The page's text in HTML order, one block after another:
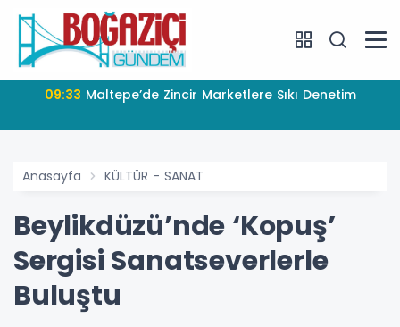
09:33 Maltepe’de Zincir Marketlere Sıkı Denetim
Anasayfa KÜLTÜR - SANAT
Beylikdüzü’nde ‘Kopuş’
Sergisi Sanatseverlerle
Buluştu